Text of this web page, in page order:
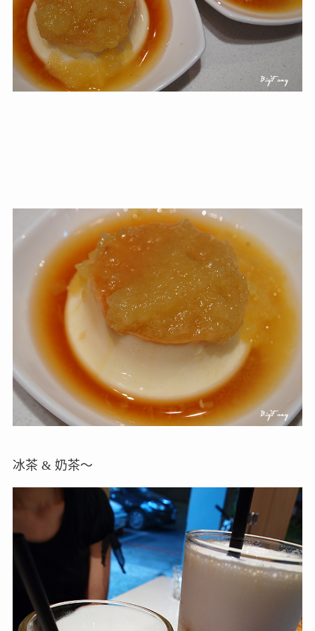
冰茶 & 奶茶～